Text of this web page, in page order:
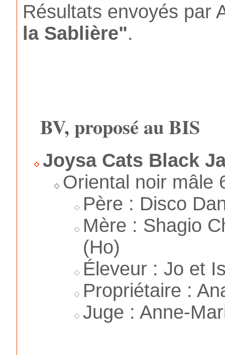
Résultats envoyés par
la Sablière".
BV, proposé au BIS
Joysa Cats Black
Oriental noir mâle
Père : Disco
Mère : Shagio
(Ho)
Éleveur : Jo et
Propriétaire :
Juge : Anne-